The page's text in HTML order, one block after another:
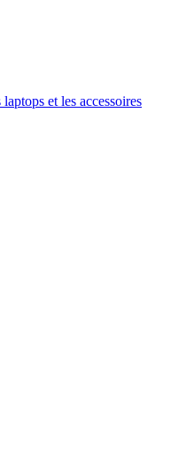
et les accessoires